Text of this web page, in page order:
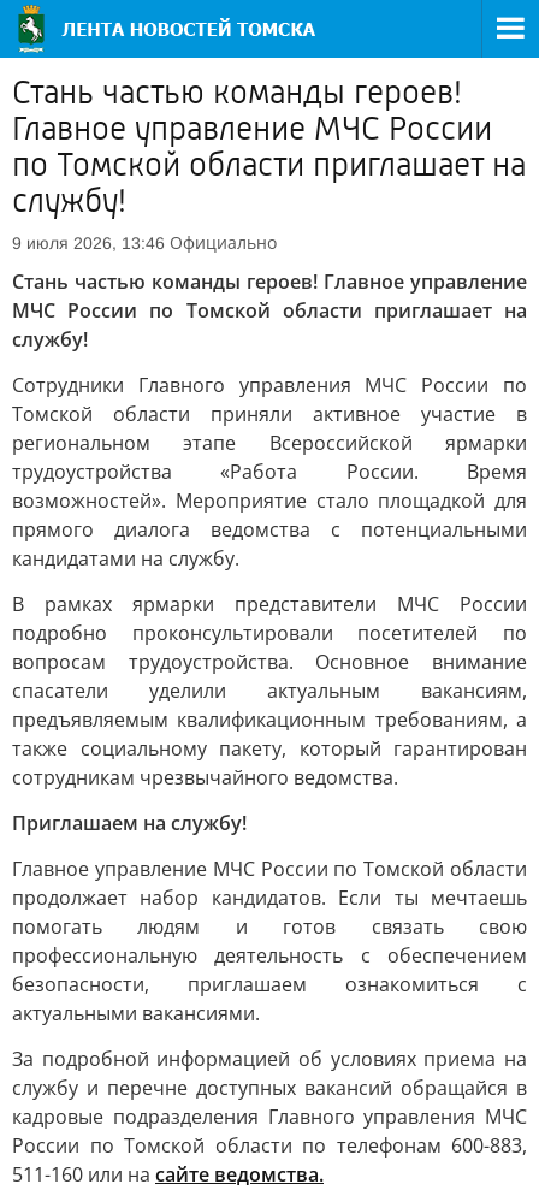
Стань частью команды героев!
Главное управление МЧС России
по Томской области приглашает на
службу!
9 июля 2026, 13:46 Официально
Стань частью команды героев! Главное управление
МЧС России по Томской области приглашает на
службу!
Сотрудники Главного управления МЧС России по
Томской области приняли активное участие в
региональном этапе Всероссийской ярмарки
трудоустройства «Работа России. Время
возможностей». Мероприятие стало площадкой для
прямого диалога ведомства с потенциальными
кандидатами на службу.
В рамках ярмарки представители МЧС России
подробно проконсультировали посетителей по
вопросам трудоустройства. Основное внимание
спасатели уделили актуальным вакансиям,
предъявляемым квалификационным требованиям, а
также социальному пакету, который гарантирован
сотрудникам чрезвычайного ведомства.
Приглашаем на службу!
Главное управление МЧС России по Томской области
продолжает набор кандидатов. Если ты мечтаешь
помогать людям и готов связать свою
профессиональную деятельность с обеспечением
безопасности, приглашаем ознакомиться с
актуальными вакансиями.
За подробной информацией об условиях приема на
службу и перечне доступных вакансий обращайся в
кадровые подразделения Главного управления МЧС
России по Томской области по телефонам 600-883,
511-160 или на сайте ведомства.